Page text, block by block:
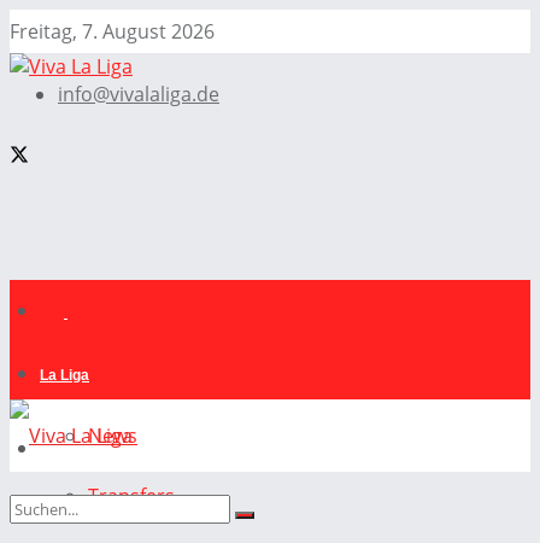
Freitag, 7. August 2026
info@vivalaliga.de
La Liga
News
Transfers
La Liga